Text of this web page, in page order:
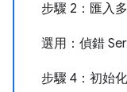
步驟 2：匯入
選用：偵錯
步驟 4：初始